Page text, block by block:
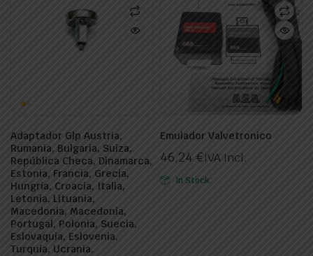
Adaptador Glp Austria,
Rumania, Bulgaria, Suiza,
República Checa, Dinamarca,
Estonia, Francia, Grecia,
Hungría, Croacia, Italia,
Letonia, Lituania,
Macedonia, Macedonia,
Portugal, Polonia, Suecia,
Eslovaquia, Eslovenia,
Turquía, Ucrania.
Emulador Valvetronico
46,24 €IVA Incl.
In Stock